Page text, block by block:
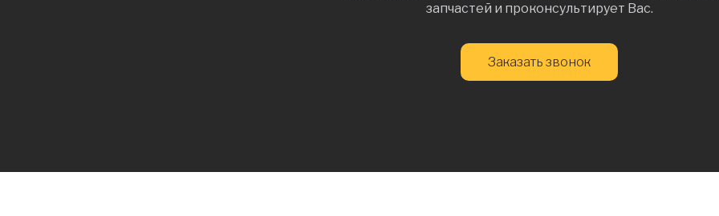
запчастей и проконсультирует Вас.
Заказать звонок